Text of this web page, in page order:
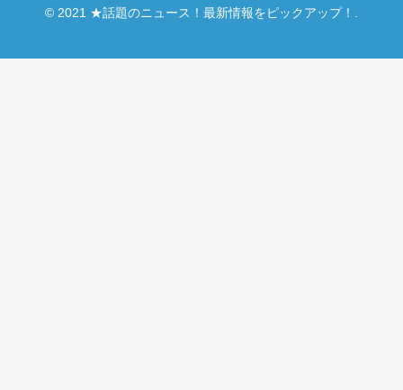
© 2021 ★話題のニュース！最新情報をピックアップ！.